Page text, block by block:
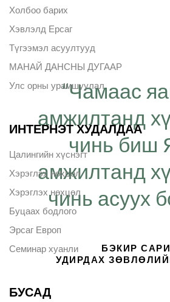
“Чамаас
амжилтанд
чинь биш
амжилтанд
чинь асуух
БЭКИР САРИ
УДИРДАХ
Холбоо барих
Хэвлэлд Ерсаг
Түгээмэл асуултууд
МАНАЙ ДАНСНЫ ДУГААР
Улс орны урамшуулал
ИНТЕРНЭТ ХУДАЛДАА
Цалингийн хүснэгт
Хэрэглэх нөхцөл
Хэрэглэх нөхцөл
Буцаах бодлого
Эрсаг Европ
Семинар хуанли
БУСАД